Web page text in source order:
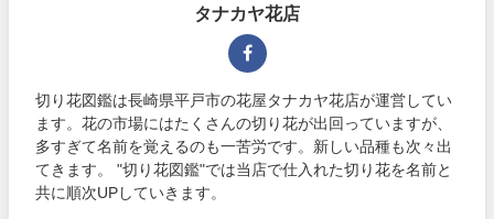
タナカヤ花店
切り花図鑑は長崎県平戸市の花屋タナカヤ花店が運営してい
ます。花の市場にはたくさんの切り花が出回っていますが、
多すぎて名前を覚えるのも一苦労です。新しい品種も次々出
てきます。 "切り花図鑑"では当店で仕入れた切り花を名前と
共に順次UPしていきます。